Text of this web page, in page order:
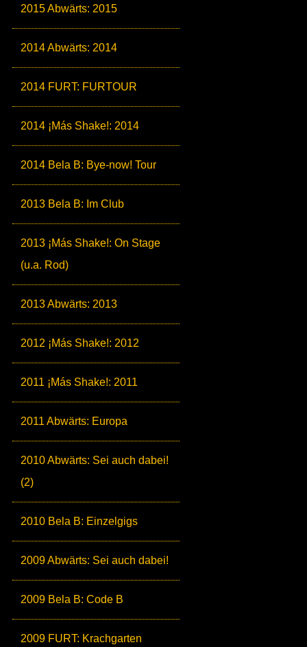
2015 Abwärts: 2015
2014 Abwärts: 2014
2014 FURT: FURTOUR
2014 ¡Más Shake!: 2014
2014 Bela B: Bye-now! Tour
2013 Bela B: Im Club
2013 ¡Más Shake!: On Stage
(u.a. Rod)
2013 Abwärts: 2013
2012 ¡Más Shake!: 2012
2011 ¡Más Shake!: 2011
2011 Abwärts: Europa
2010 Abwärts: Sei auch dabei!
(2)
2010 Bela B: Einzelgigs
2009 Abwärts: Sei auch dabei!
2009 Bela B: Code B
2009 FURT: Krachgarten